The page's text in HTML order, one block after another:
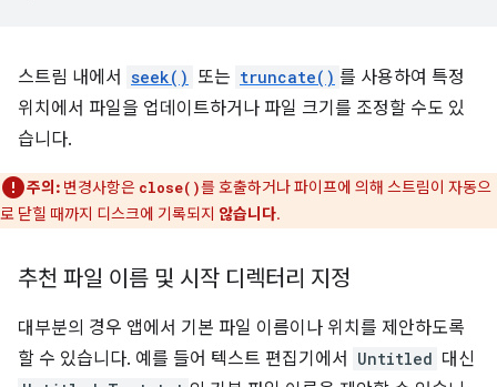
스트림 내에서 seek() 또는 truncate() 를 사용하여 특정
위치에서 파일을 업데이트하거나 파일 크기를 조정할 수도 있
습니다.
주의: 변경사항은 close()를 호출하거나 파이프에 의해 스트림이 자동으
로 닫힐 때까지 디스크에 기록되지 않습니다.
추천 파일 이름 및 시작 디렉터리 지정
대부분의 경우 앱에서 기본 파일 이름이나 위치를 제안하도록
할 수 있습니다. 예를 들어 텍스트 편집기에서
Untitled 대신